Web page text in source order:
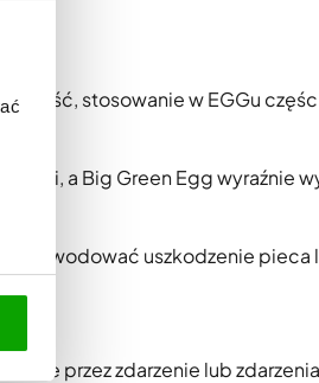
część, stosowanie w EGGu
a Big Green Egg wyraźnie
spowodować uszkodzenie pieca
przez zdarzenie lub